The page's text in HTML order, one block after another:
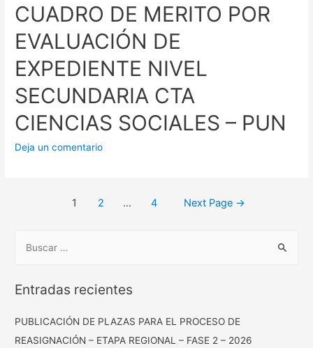
CUADRO DE MERITO POR
EVALUACIÓN DE
EXPEDIENTE NIVEL
SECUNDARIA CTA
CIENCIAS SOCIALES – PUN
Deja un comentario
1 2 … 4 Next Page →
c
Entradas recientes
PUBLICACIÓN DE PLAZAS PARA EL PROCESO DE
REASIGNACIÓN – ETAPA REGIONAL – FASE 2 – 2026